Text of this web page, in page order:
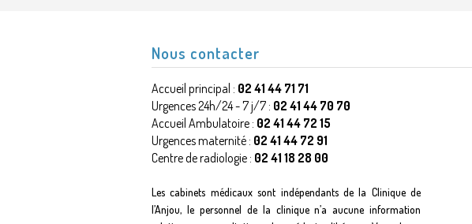
Nous contacter
Accueil principal : 02 41 44 71 71
Urgences 24h/24 - 7 j/7 : 02 41 44 70 70
Accueil Ambulatoire : 02 41 44 72 15
Urgences maternité : 02 41 44 72 91
Centre de radiologie : 02 41 18 28 00
Les cabinets médicaux sont indépendants de la Clinique de
l’Anjou, le personnel de la clinique n’a aucune information